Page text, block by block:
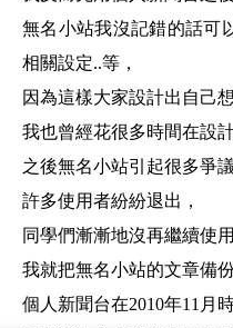
無名小站我沒記錯的話可
相關設定..等，
因為這樣大家設計出自己
我也曾經花很多時間在設計
之後無名小站引起很多爭議
許多使用者紛紛退出，
同學們漸漸地沒再繼續使用
我就把無名小站的文章備份
個人新聞台在2010年11月